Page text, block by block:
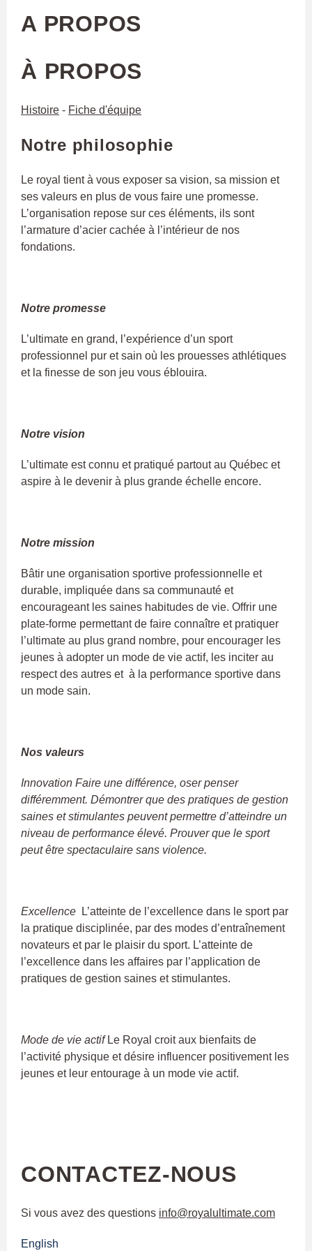
A PROPOS
À PROPOS
Histoire - Fiche d'équipe
Notre philosophie
Le royal tient à vous exposer sa vision, sa mission et
ses valeurs en plus de vous faire une promesse.
L’organisation repose sur ces éléments, ils sont
l’armature d’acier cachée à l’intérieur de nos
fondations.
Notre promesse
L’ultimate en grand, l’expérience d’un sport
professionnel pur et sain où les prouesses athlétiques
et la finesse de son jeu vous éblouira.
Notre vision
L’ultimate est connu et pratiqué partout au Québec et
aspire à le devenir à plus grande échelle encore.
Notre mission
Bâtir une organisation sportive professionnelle et
durable, impliquée dans sa communauté et
encourageant les saines habitudes de vie. Offrir une
plate-forme permettant de faire connaître et pratiquer
l’ultimate au plus grand nombre, pour encourager les
jeunes à adopter un mode de vie actif, les inciter au
respect des autres et à la performance sportive dans
un mode sain.
Nos valeurs
Innovation Faire une différence, oser penser
différemment. Démontrer que des pratiques de gestion
saines et stimulantes peuvent permettre d’atteindre un
niveau de performance élevé. Prouver que le sport
peut être spectaculaire sans violence.
Excellence L’atteinte de l’excellence dans le sport par
la pratique disciplinée, par des modes d’entraînement
novateurs et par le plaisir du sport. L’atteinte de
l’excellence dans les affaires par l’application de
pratiques de gestion saines et stimulantes.
Mode de vie actifLe Royal croit aux bienfaits de
l’activité physique et désire influencer positivement les
jeunes et leur entourage à un mode vie actif.
CONTACTEZ-NOUS
Si vous avez des questions info@royalultimate.com
English